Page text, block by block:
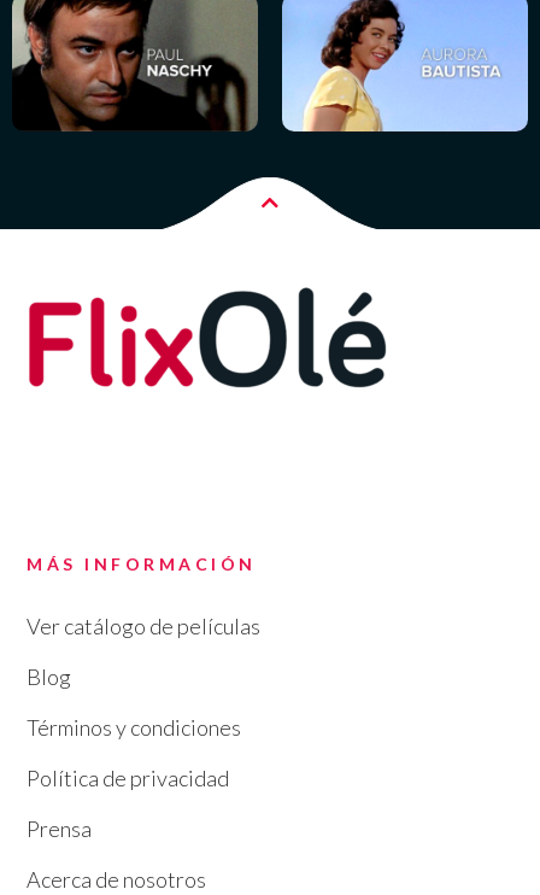
MÁS INFORMACIÓN
Ver catálogo de películas
Blog
Términos y condiciones
Política de privacidad
Prensa
Acerca de nosotros